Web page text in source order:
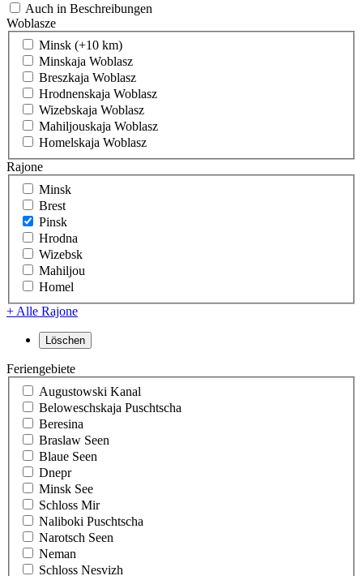
Auch in Beschreibungen
Woblasze
Minsk (+10 km)
Minskaja Woblasz
Breszkaja Woblasz
Hrodnenskaja Woblasz
Wizebskaja Woblasz
Mahiljouskaja Woblasz
Homelskaja Woblasz
Rajone
Minsk
Brest
Pinsk
Hrodna
Wizebsk
Mahiljou
Homel
+ Alle Rajone
Feriengebiete
Augustowski Kanal
Beloweschskaja Puschtscha
Beresina
Braslaw Seen
Blaue Seen
Dnepr
Minsk See
Schloss Mir
Naliboki Puschtscha
Narotsch Seen
Neman
Schloss Nesvizh